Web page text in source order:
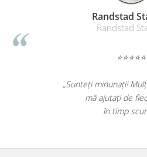
Tehnica si mobilier pentru birou
Folii laminare
Ghilotine și Trimmere
Calculatoare de birou
Distrugatoare documente
Scaune, birouri si produse
Randstad
Randstad
⭐⭐⭐⭐⭐
„Sunteți minunați!
mă ajutați de
în timp